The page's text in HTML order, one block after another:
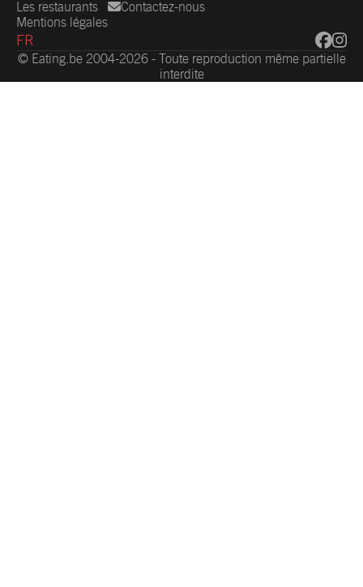
Les restaurants
Mentions légales
Contactez-nous
FR
© Eating.be 2004-2026 - Toute reproduction même partielle
interdite